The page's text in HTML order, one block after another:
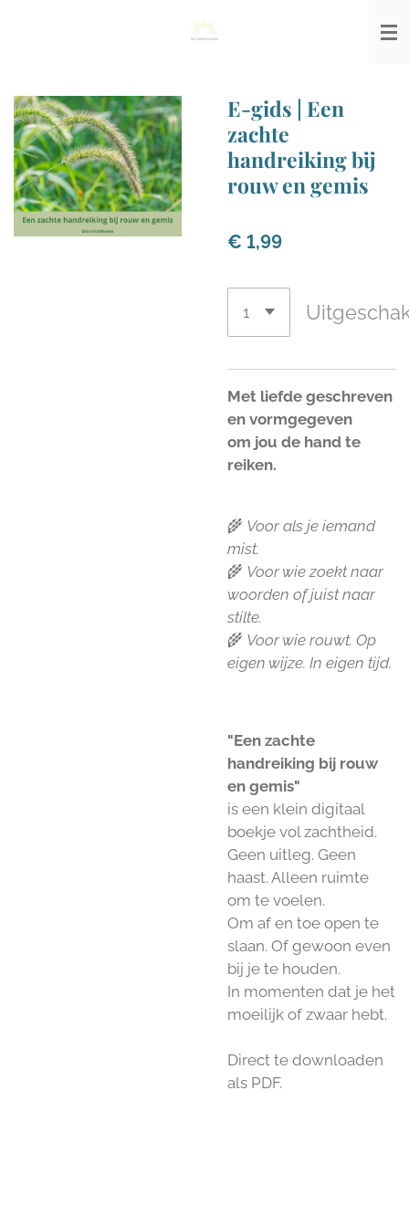
hoofdinhoud
E-gids | Een
zachte
handreiking bij
rouw en gemis
€ 1,99
Met liefde geschreven
en vormgegeven
om jou de hand te
reiken.
🌾 Voor als je iemand
mist.
🌾 Voor wie zoekt naar
woorden of juist naar
stilte.
🌾 Voor wie rouwt. Op
eigen wijze. In eigen tijd.
"Een zachte
handreiking bij rouw
en gemis"
is een klein digitaal
boekje vol zachtheid.
Geen uitleg. Geen
haast. Alleen ruimte
om te voelen.
Om af en toe open te
slaan. Of gewoon even
bij je te houden.
In momenten dat je het
moeilijk of zwaar hebt.
Direct te downloaden
als PDF.